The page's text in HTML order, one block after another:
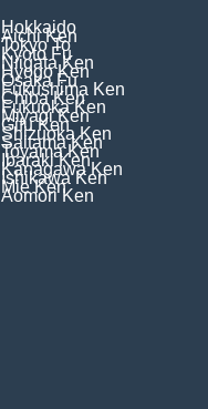
Hokkaido
Aichi Ken
Tokyo To
Kyoto Fu
Niigata Ken
Hyogo Ken
Osaka Fu
Fukushima Ken
Chiba Ken
Fukuoka Ken
Miyagi Ken
Gifu Ken
Shizuoka Ken
Saitama Ken
Toyama Ken
Ibaraki Ken
Kanagawa Ken
Ishikawa Ken
Mie Ken
Aomori Ken